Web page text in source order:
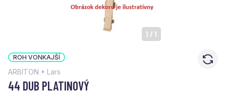
1 / 1
ROH VONKAJŠÍ
ARBITON • Lars
44 DUB PLATINOVÝ